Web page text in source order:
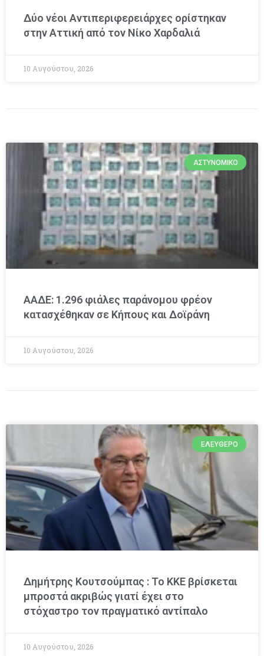
Δύο νέοι Αντιπεριφερειάρχες ορίστηκαν
στην Αττική από τον Νίκο Χαρδαλιά
10 Αυγούστου, 2026
ΑΣΤΥΝΟΜΙΚΌ
ΑΑΔΕ: 1.296 φιάλες παράνομου φρέον
κατασχέθηκαν σε Κήπους και Δοϊράνη
10 Αυγούστου, 2026
ΕΛΕΎΘΕΡΟ
Δημήτρης Κουτσούμπας : Το ΚΚΕ βρίσκεται
μπροστά ακριβώς γιατί έχει στο
στόχαστρο τον πραγματικό αντίπαλο
10 Αυγούστου, 2026